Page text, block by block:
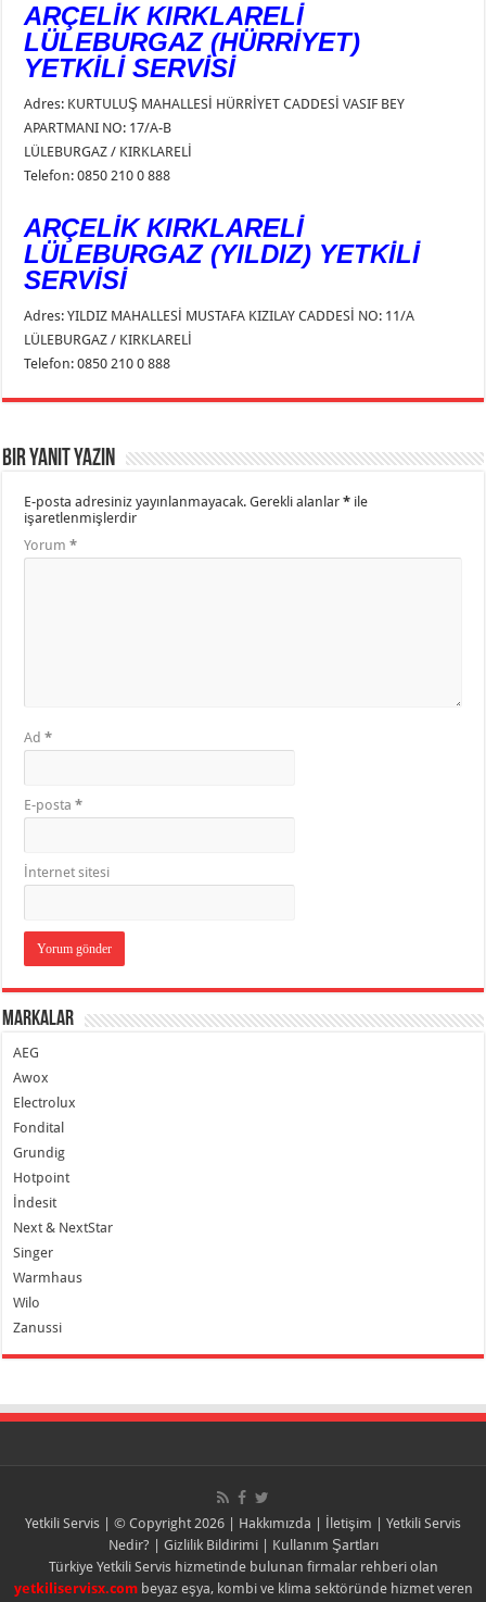
ARÇELİK KIRKLARELİ
LÜLEBURGAZ (HÜRRİYET)
YETKİLİ SERVİSİ
Adres: KURTULUŞ MAHALLESİ HÜRRİYET CADDESİ VASIF BEY
APARTMANI NO: 17/A-B
LÜLEBURGAZ / KIRKLARELİ
Telefon: 0850 210 0 888
ARÇELİK KIRKLARELİ
LÜLEBURGAZ (YILDIZ) YETKİLİ
SERVİSİ
Adres: YILDIZ MAHALLESİ MUSTAFA KIZILAY CADDESİ NO: 11/A
LÜLEBURGAZ / KIRKLARELİ
Telefon: 0850 210 0 888
Bir yanıt yazın
E-posta adresiniz yayınlanmayacak. Gerekli alanlar* ile
işaretlenmişlerdir
Yorum*
Ad*
E-posta*
İnternet sitesi
Markalar
AEG
Awox
Electrolux
Fondital
Grundig
Hotpoint
İndesit
Next & NextStar
Singer
Warmhaus
Wilo
Zanussi
Yetkili Servis | © Copyright 2026 | Hakkımızda İletişim
Yetkili Servis
Nedir?
Gizlilik Bildirimi| Kullanım Şartları
Türkiye Yetkili Servis hizmetinde bulunan firmalar rehberi olan
yetkiliservisx.combeyaz eşya, kombi ve klima sektöründe hizmet veren